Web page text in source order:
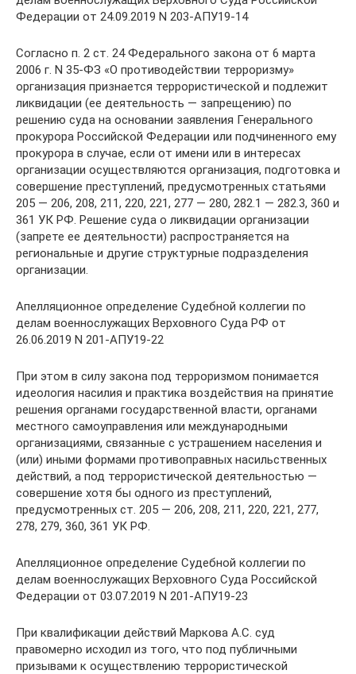
Федерации от 24.09.2019 N 203-АПУ19-14
Согласно п. 2 ст. 24 Федерального закона от 6 марта
2006 г. N 35-ФЗ «О противодействии терроризму»
организация признается террористической и подлежит
ликвидации (ее деятельность — запрещению) по
решению суда на основании заявления Генерального
прокурора Российской Федерации или подчиненного ему
прокурора в случае, если от имени или в интересах
организации осуществляются организация, подготовка и
совершение преступлений, предусмотренных статьями
205 — 206, 208, 211, 220, 221, 277 — 280, 282.1 — 282.3, 360 и
361 УК РФ. Решение суда о ликвидации организации
(запрете ее деятельности) распространяется на
региональные и другие структурные подразделения
организации.
Апелляционное определение Судебной коллегии по
делам военнослужащих Верховного Суда РФ от
26.06.2019 N 201-АПУ19-22
При этом в силу закона под терроризмом понимается
идеология насилия и практика воздействия на принятие
решения органами государственной власти, органами
местного самоуправления или международными
организациями, связанные с устрашением населения и
(или) иными формами противоправных насильственных
действий, а под террористической деятельностью —
совершение хотя бы одного из преступлений,
предусмотренных ст. 205 — 206, 208, 211, 220, 221, 277,
278, 279, 360, 361 УК РФ.
Апелляционное определение Судебной коллегии по
делам военнослужащих Верховного Суда Российской
Федерации от 03.07.2019 N 201-АПУ19-23
При квалификации действий Маркова А.С. суд
правомерно исходил из того, что под публичными
призывами к осуществлению террористической